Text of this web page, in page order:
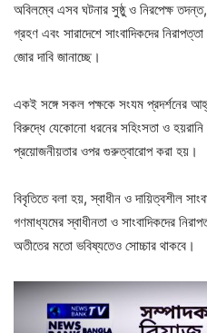
অবিলম্বে এসব ঘটনার সুষ্ঠু ও নিরপেক্ষ
গ্রহণ এবং সারাদেশে সাংবাদিকদের
জোর দাবি জানাচ্ছে।
একই সঙ্গে সকল পক্ষকে সংযম প্রদর্শনের
বিরুদ্ধে যেকোনো ধরনের সহিংসতা ও
প্রয়োজনীয়তার ওপর গুরুত্বারোপ করা হয়।
বিবৃতিতে বলা হয়, স্বাধীন ও দায়িত্বশীল
গণমাধ্যমের স্বাধীনতা ও সাংবাদিকদের
অতীতের মতো ভবিষ্যতেও সোচ্চার থাকবে।